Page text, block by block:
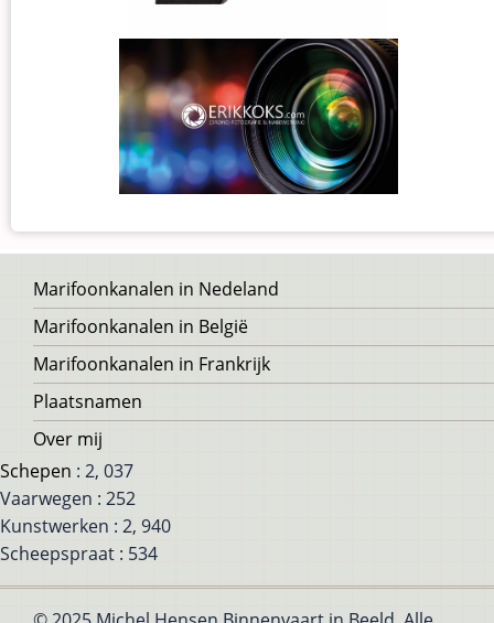
Voet
Marifoonkanalen in Nedeland
Marifoonkanalen in België
Marifoonkanalen in Frankrijk
Plaatsnamen
Over mij
Schepen : 2, 037
Vaarwegen : 252
Kunstwerken : 2, 940
Scheepspraat : 534